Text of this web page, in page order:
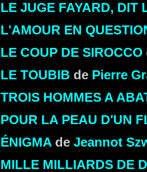
LE JUGE FAYARD, DIT
L'AMOUR EN
LE COUP DE SIROCCO
LE TOUBIB de Pierre
TROIS HOMMES A
POUR LA PEAU D'UN
ÉNIGMA de Jeannot
MILLE MILLIARDS DE